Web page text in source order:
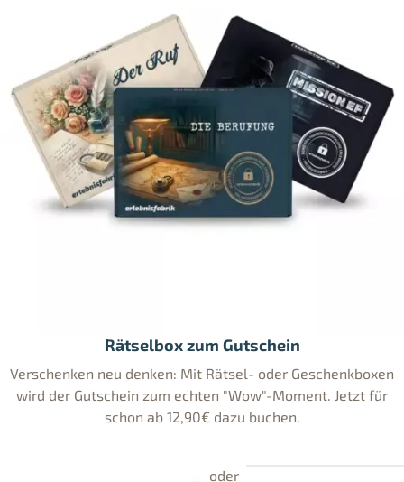
Rätselbox zum Gutschein
Verschenken neu denken: Mit Rätsel- oder Geschenkboxen
wird der Gutschein zum echten "Wow"-Moment. Jetzt für
schon ab 12,90€ dazu buchen.